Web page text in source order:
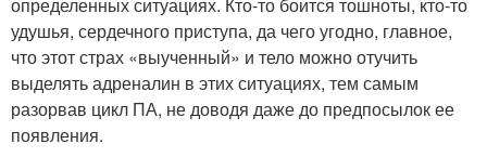
удушья, сердечного приступа, да чего угодно, главное,
что этот страх «выученный» и тело можно отучить
выделять адреналин в этих ситуациях, тем самым
разорвав цикл ПА, не доводя даже до предпосылок ее
появления.